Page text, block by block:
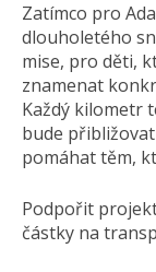
Zatímco pro
dlouholetého
mise, pro děti,
znamenat
Každý kilometr
bude
pomáhat těm,
Podpořit
částky na